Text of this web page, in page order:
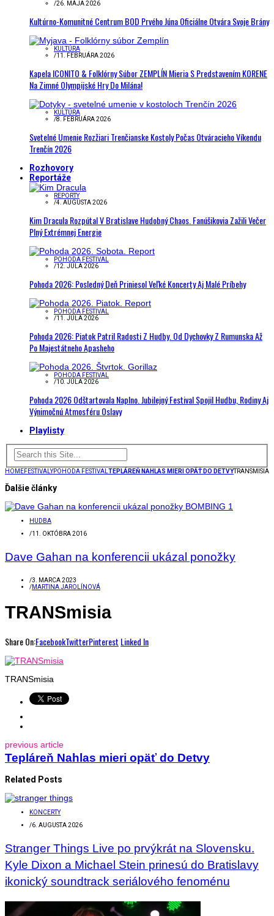
/26. MÁJA 2026
Kultúrno-Komunitné Centrum BOD Prvého Júna Oficiálne Otvára Svoje Brány
KULTÚRA
/11. FEBRUÁRA 2026
Kapela ICONITO & Folklórny Súbor ZEMPLÍN Mieria S Predstavením KORENE
Na Zimné Olympijské Hry Do Milána!
KULTÚRA
/8. FEBRUÁRA 2026
Svetelné Umenie Rozžiari Trenčianske Kostoly Počas Otváracieho Víkendu
Trenčín 2026
Rozhovory
Reportáže
REPORTY
/4. AUGUSTA 2026
Kim Dracula Rozpútal V Bratislave Hudobný Chaos. Fanúšikovia Zažili Večer
Plný Extrémnej Energie
POHODA FESTIVAL
/12. JÚLA 2026
Pohoda 2026: Posledný Deň Priniesol Veľké Koncerty Aj Malé Príbehy
POHODA FESTIVAL
/11. JÚLA 2026
Pohoda 2026: Piatok Patril Radosti Z Hudby. Od Dychovky Z Rumunska Až
Po Majestátneho Apasheho
POHODA FESTIVAL
/10. JÚLA 2026
Pohoda 2026 Odštartovala Naplno. Jubilejný Festival Spojil Hudbu, Rodiny Aj
Výnimočnú Atmosféru Oslavy
Playlisty
HOMEFESTIVALYPOHODA FESTIVAL TEPLÁREŇ NAHLAS MIERI OPÄŤ DO DETVYTRANSMISIA
Ďalšie články
HUDBA
/11. OKTÓBRA 2016
Dave Gahan na konferencii ukázal ponožky
/3. MARCA 2023
/MARTINA JAROLÍNOVÁ
TRANSmisia
Share On:FacebookTwitterPinterest Linked In
TRANSmisia
previous article
Tepláreň Nahlas mieri opäť do Detvy
Related Posts
KONCERTY
/6. AUGUSTA 2026
Stranger Things Live po prvýkrát na Slovensku.
Kyle Dixon a Michael Stein prinesú do Bratislavy
ikonický soundtrack seriálového fenoménu